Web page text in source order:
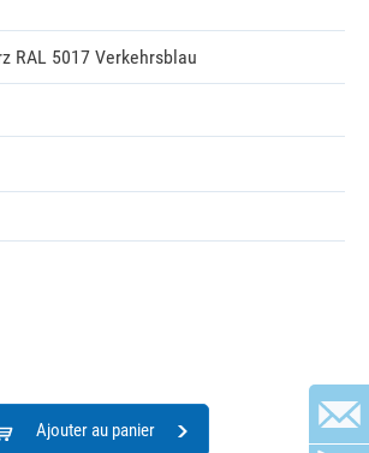
RAL 5017 Verkehrsblau
Ajouter au panier